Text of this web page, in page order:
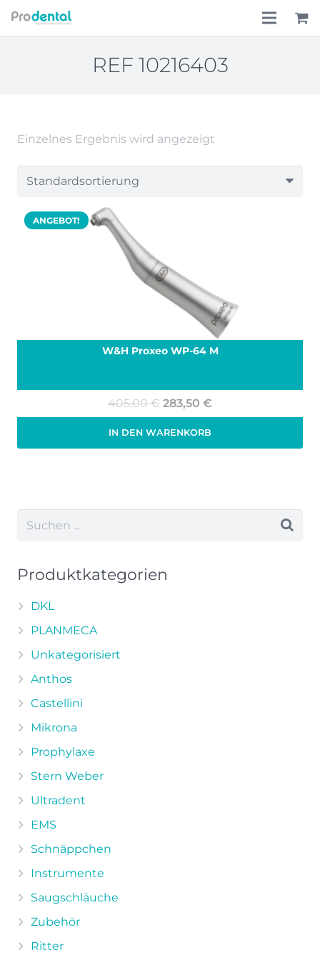
Aktionen
REF 10216403
Einzelnes Ergebnis wird angezeigt
ANGEBOT!
W&H Proxeo WP-64 M
405,00€ Ursprünglicher
Preis
war:
405,00 €
283,50 €
Preis
283,50 €.
Zzgl. 19% MwSt.
IN DEN WARENKORB
Produktkategorien
DKL
PLANMECA
Unkategorisiert
Anthos
Castellini
Mikrona
Prophylaxe
Stern Weber
Ultradent
EMS
Schnäppchen
Instrumente
Saugschläuche
Zubehör
Ritter